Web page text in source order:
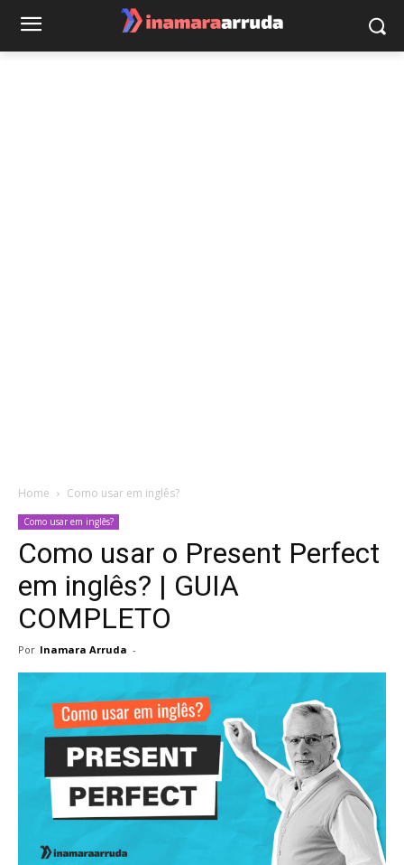
Home Como usar em inglês?
Como usar em inglês?
Como usar o Present Perfect
em inglês? | GUIA
COMPLETO
Por Inamara Arruda -